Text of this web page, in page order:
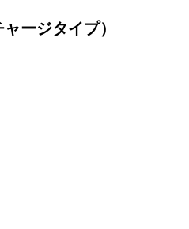
ージタイプ）